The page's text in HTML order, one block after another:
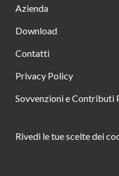
Azienda
Download
Contatti
Privacy Policy
Sovvenzioni e Contributi
Rivedi le tue scelte dei